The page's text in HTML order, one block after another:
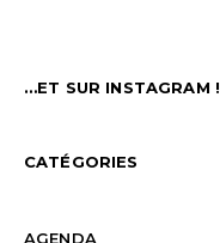
…ET SUR INSTAGRAM !
CATÉGORIES
AGENDA